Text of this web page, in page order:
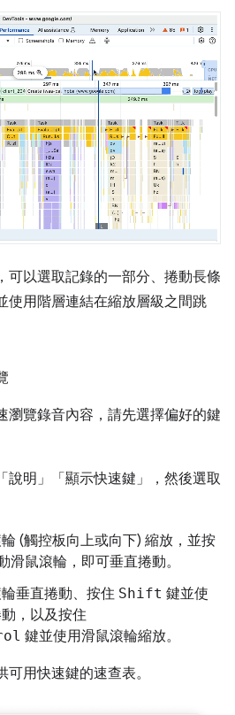
可以選取記錄的一部分、捲動長條
使用階層連結在縮放層級之間跳
瀏覽錄音內容，請先選擇偏好的鍵
明」
「顯示快速鍵」，然後選取
(觸控板向上或向下) 縮放，並按
滑鼠滾輪，即可垂直捲動。
垂直捲動、按住 Shift 鍵並使
，以及按住
鍵並使用滑鼠滾輪縮放。
用快速鍵的速查表。